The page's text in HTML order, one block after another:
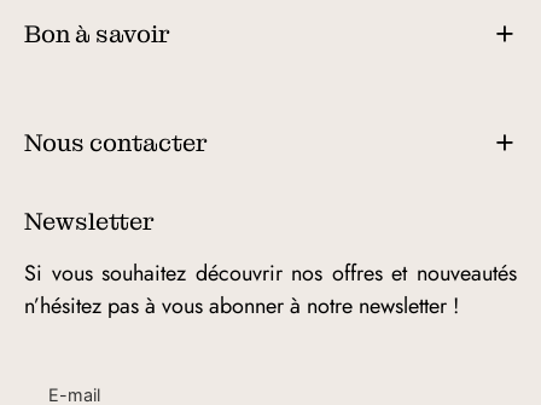
Bon à savoir
Nous contacter
Newsletter
Si vous souhaitez découvrir nos offres et nouveautés
n’hésitez pas à vous abonner à notre newsletter !
E-mail